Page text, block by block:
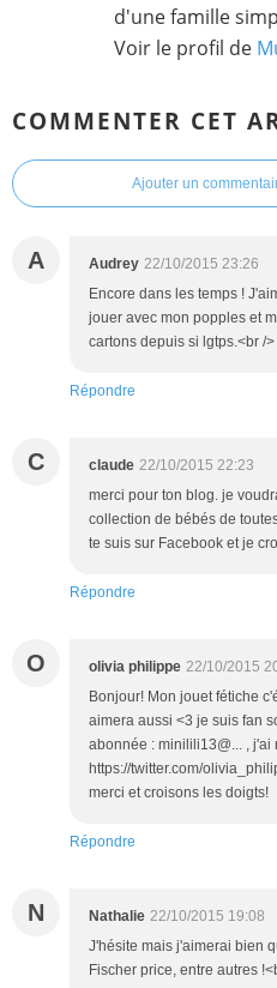
d'une famille
Voir le profil de
COMMENTER CET
Ajouter un
A Audrey 22/10/2015 23:26
Encore dans les temps !
jouer avec mon popples et
cartons depuis si lgtps.<br /
Répondre
C claude 22/10/2015 22:23
merci pour ton blog. je
collection de bébés de
te suis sur Facebook et je
Répondre
O olivia philippe 22/10/2015
Bonjour! Mon jouet fétiche
aimera aussi <3 je suis fan
abonnée : minilili13@... , j'ai
https://twitter.com/
merci et croisons les doigts!
Répondre
N Nathalie 22/10/2015 19:08
J'hésite mais j'aimerai bien
Fischer price, entre autres